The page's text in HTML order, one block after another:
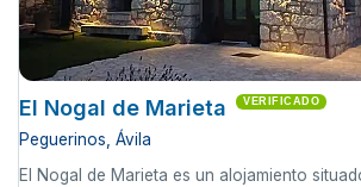
El Nogal de Marieta VERIFICADO
Peguerinos, Ávila
El Nogal de Marieta es un alojamiento